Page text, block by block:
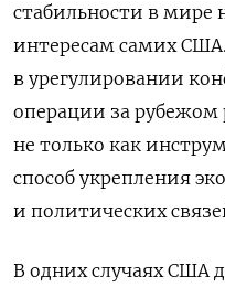
стабильности в мире
интересам самих
в урегулировании
операции за рубежом
не только как
способ укрепления
и политических
В одних случаях США